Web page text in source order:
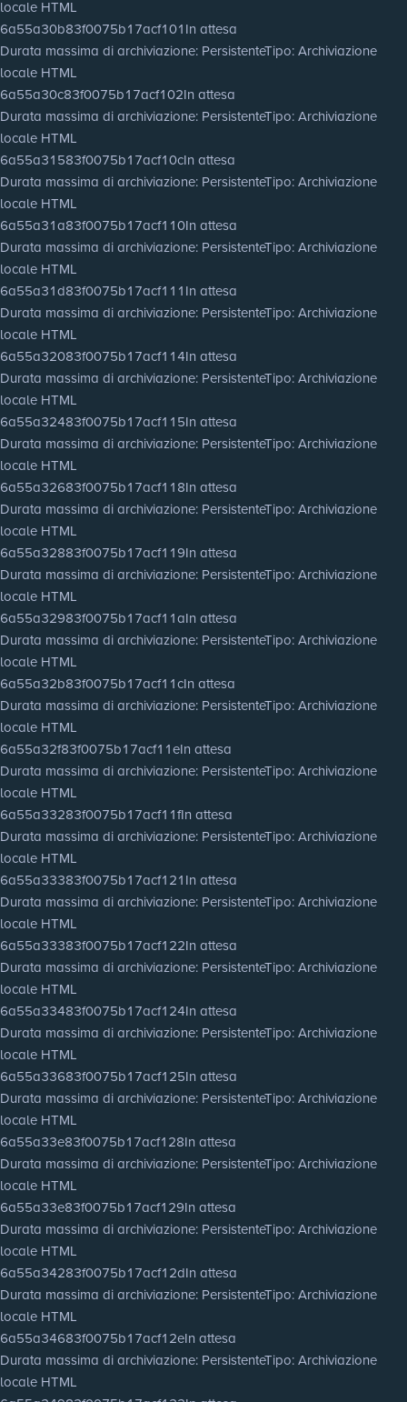
locale HTML
6a55a30b83f0075b17acf101In attesa
Durata massima di archiviazione: PersistenteTipo: Archiviazione
locale HTML
6a55a30c83f0075b17acf102In attesa
Durata massima di archiviazione: PersistenteTipo: Archiviazione
locale HTML
6a55a31583f0075b17acf10cIn attesa
Durata massima di archiviazione: PersistenteTipo: Archiviazione
locale HTML
6a55a31a83f0075b17acf110In attesa
Durata massima di archiviazione: PersistenteTipo: Archiviazione
locale HTML
6a55a31d83f0075b17acf111In attesa
Durata massima di archiviazione: PersistenteTipo: Archiviazione
locale HTML
6a55a32083f0075b17acf114In attesa
Durata massima di archiviazione: PersistenteTipo: Archiviazione
locale HTML
6a55a32483f0075b17acf115In attesa
Durata massima di archiviazione: PersistenteTipo: Archiviazione
locale HTML
6a55a32683f0075b17acf118In attesa
Durata massima di archiviazione: PersistenteTipo: Archiviazione
locale HTML
6a55a32883f0075b17acf119In attesa
Durata massima di archiviazione: PersistenteTipo: Archiviazione
locale HTML
6a55a32983f0075b17acf11aIn attesa
Durata massima di archiviazione: PersistenteTipo: Archiviazione
locale HTML
6a55a32b83f0075b17acf11cIn attesa
Durata massima di archiviazione: PersistenteTipo: Archiviazione
locale HTML
6a55a32f83f0075b17acf11eIn attesa
Durata massima di archiviazione: PersistenteTipo: Archiviazione
locale HTML
6a55a33283f0075b17acf11fIn attesa
Durata massima di archiviazione: PersistenteTipo: Archiviazione
locale HTML
6a55a33383f0075b17acf121In attesa
Durata massima di archiviazione: PersistenteTipo: Archiviazione
locale HTML
6a55a33383f0075b17acf122In attesa
Durata massima di archiviazione: PersistenteTipo: Archiviazione
locale HTML
6a55a33483f0075b17acf124In attesa
Durata massima di archiviazione: PersistenteTipo: Archiviazione
locale HTML
6a55a33683f0075b17acf125In attesa
Durata massima di archiviazione: PersistenteTipo: Archiviazione
locale HTML
6a55a33e83f0075b17acf128In attesa
Durata massima di archiviazione: PersistenteTipo: Archiviazione
locale HTML
6a55a33e83f0075b17acf129In attesa
Durata massima di archiviazione: PersistenteTipo: Archiviazione
locale HTML
6a55a34283f0075b17acf12dIn attesa
Durata massima di archiviazione: PersistenteTipo: Archiviazione
locale HTML
6a55a34683f0075b17acf12eIn attesa
Durata massima di archiviazione: PersistenteTipo: Archiviazione
locale HTML